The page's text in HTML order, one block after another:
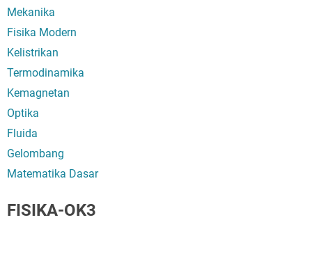
Mekanika
Fisika Modern
Kelistrikan
Termodinamika
Kemagnetan
Optika
Fluida
Gelombang
Matematika Dasar
FISIKA-OK3